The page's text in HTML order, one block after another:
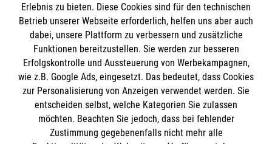
Ehrenamt #Engagement #Freizeitaktivitäten
Bewerte diesen Artikel
Erlebnis zu bieten. Diese Cookies sind für den technischen
Betrieb unserer Webseite erforderlich, helfen uns aber auch
dabei, unsere Plattform zu verbessern und zusätzliche
Funktionen bereitzustellen. Sie werden zur besseren
Erfolgskontrolle und Aussteuerung von Werbekampagnen,
wie z.B. Google Ads, eingesetzt. Das bedeutet, dass Cookies
zur Personalisierung von Anzeigen verwendet werden. Sie
entscheiden selbst, welche Kategorien Sie zulassen
möchten. Beachten Sie jedoch, dass bei fehlender
Zustimmung gegebenenfalls nicht mehr alle